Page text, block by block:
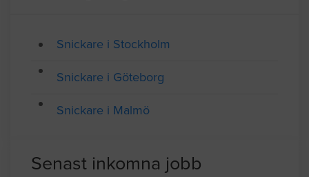
Snickare i Stockholm
Snickare i Göteborg
Snickare i Malmö
Senast inkomna jobb